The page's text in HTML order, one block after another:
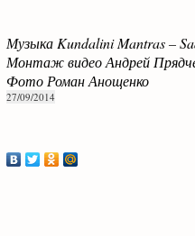
Музыка Kundalini Mantras –
Монтаж видео Андрей
Фото Роман Анощенко
27/09/2014